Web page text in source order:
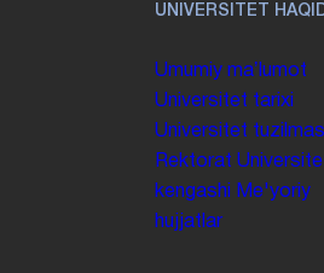
UNIVERSITET
Umumiy maʼlumot
Universitet tarixi
Universitet
Rektorat
kengashi Me'yoriy
hujjatlar